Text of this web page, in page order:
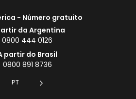
- Número gratuito
da Argentina
0800 444 0126
partir do Brasil
0800 891 8736
PT